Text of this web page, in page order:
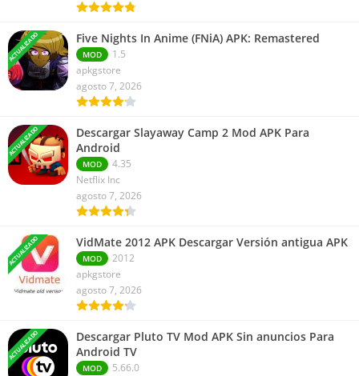
ACTUALIZADO Five Nights In Anime (FNiA) APK: Remastered
MOD
1.5
apkgstore
agosto 7, 2026
ACTUALIZADO
Descargar Slayaway Camp 2 Mod APK Para
Android
MOD
4.35
Netflix Inc
agosto 7, 2026
ACTUALIZADO VidMate 2012 APK Descargar Versión antigua APK
MOD
2012
apkgstore
agosto 7, 2026
ACTUALIZADO
Descargar Pluto TV Mod APK Sin anuncios Para
Android TV
MOD
5.66.0